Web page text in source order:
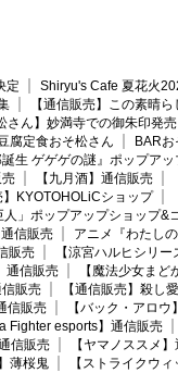
定
Shiryu's Cafe 夏花火
【通信販売】この素晴
さん】妙満寺での御朱印発売
腐定食おそ松さん
BAR
誕生 ゲゲゲの謎』ポップア
【九月酒】通信販売
】KYOTOHOLiCショップ
」ポップアップショップ&
信販売
アニメ『わたし
販売
【涼宮ハルヒシリ
通信販売
【魔法少女ま
信販売
【通信販売】殺し愛
信販売
【バック・アロウ
Fighter esports】通信販売
信販売
【ヤマノススメ
薄桜鬼
【ストライクウ